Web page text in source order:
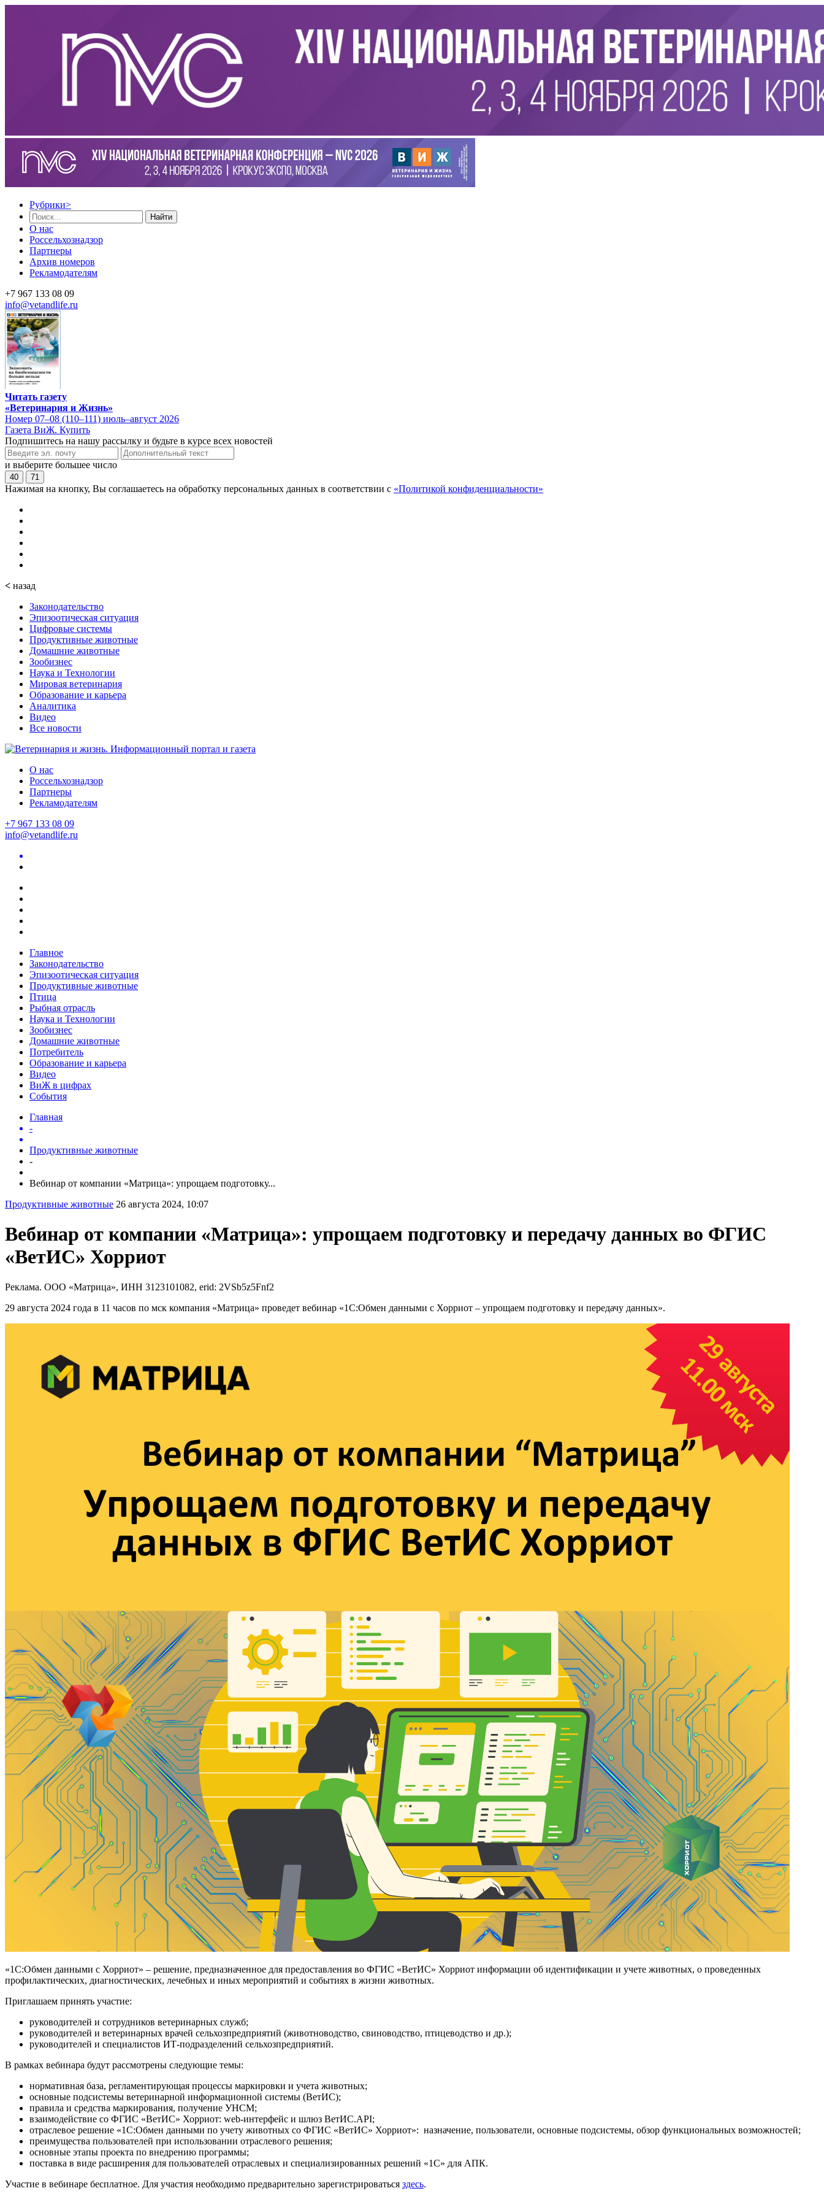
Рубрики>
Найти
О нас
Россельхознадзор
Партнеры
Архив номеров
Рекламодателям
+7 967 133 08 09
info@vetandlife.ru
Читать газету
«Ветеринария и Жизнь»
Номер 07–08 (110–111) июль–август 2026
Газета ВиЖ. Купить
Подпишитесь на нашу рассылку и будьте в курсе всех новостей
и выберите большее число
40 71
Нажимая на кнопку, Вы соглашаетесь на обработку персональных данных в соответствии с «Политикой конфиденциальности»
< назад
Законодательство
Эпизоотическая ситуация
Цифровые системы
Продуктивные животные
Домашние животные
Зообизнес
Наука и Технологии
Мировая ветеринария
Образование и карьера
Аналитика
Видео
Все новости
О нас
Россельхознадзор
Партнеры
Рекламодателям
+7 967 133 08 09
info@vetandlife.ru
Главное
Законодательство
Эпизоотическая ситуация
Продуктивные животные
Птица
Рыбная отрасль
Наука и Технологии
Зообизнес
Домашние животные
Потребитель
Образование и карьера
Видео
ВиЖ в цифрах
События
Главная
-
Продуктивные животные
-
Вебинар от компании «Матрица»: упрощаем подготовку...
Продуктивные животные 26 августа 2024, 10:07
Вебинар от компании «Матрица»: упрощаем подготовку и передачу данных во ФГИС
«ВетИС» Хорриот
Реклама. ООО «Матрица», ИНН 3123101082, erid: 2VSb5z5Fnf2
29 августа 2024 года в 11 часов по мск компания «Матрица» проведет вебинар «1С:Обмен данными с Хорриот – упрощаем подготовку и передачу данных».
«1С:Обмен данными с Хорриот» – решение, предназначенное для предоставления во ФГИС «ВетИС» Хорриот информации об идентификации и учете животных, о проведенных
профилактических, диагностических, лечебных и иных мероприятий и событиях в жизни животных.
Приглашаем принять участие:
руководителей и сотрудников ветеринарных служб;
руководителей и ветеринарных врачей сельхозпредприятий (животноводство, свиноводство, птицеводство и др.);
руководителей и специалистов ИТ-подразделений сельхозпредприятий.
В рамках вебинара будут рассмотрены следующие темы:
нормативная база, регламентирующая процессы маркировки и учета животных;
основные подсистемы ветеринарной информационной системы (ВетИС);
правила и средства маркирования, получение УНСМ;
взаимодействие со ФГИС «ВетИС» Хорриот: web-интерфейс и шлюз ВетИС.API;
отраслевое решение «1С:Обмен данными по учету животных со ФГИС «ВетИС» Хорриот»: назначение, пользователи, основные подсистемы, обзор функциональных возможностей;
преимущества пользователей при использовании отраслевого решения;
основные этапы проекта по внедрению программы;
поставка в виде расширения для пользователей отраслевых и специализированных решений «1С» для АПК.
Участие в вебинаре бесплатное. Для участия необходимо предварительно зарегистрироваться здесь.